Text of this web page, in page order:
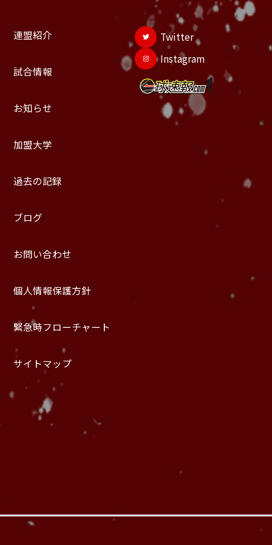
連盟紹介
試合情報
お知らせ
加盟大学
過去の記録
ブログ
お問い合わせ
個人情報保護方針
緊急時フローチャート
サイトマップ
Twitter
Instagram